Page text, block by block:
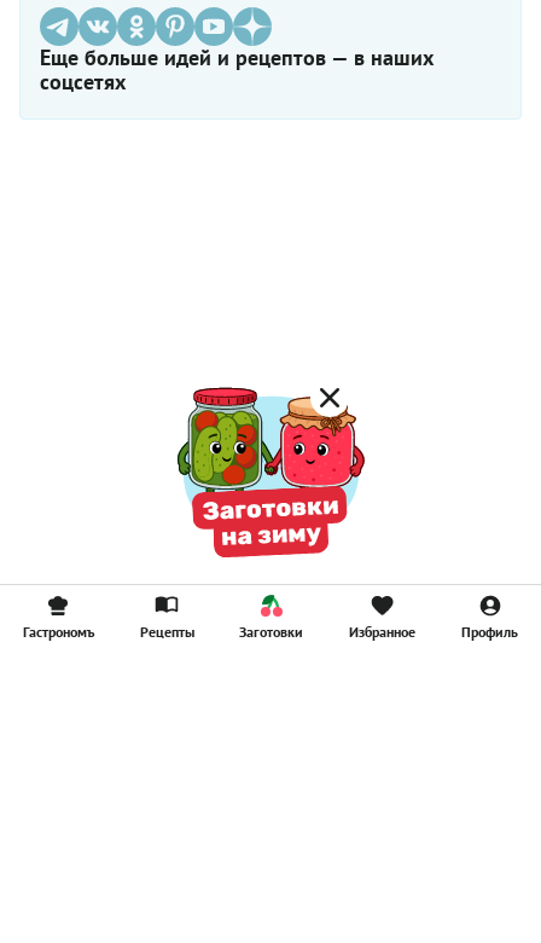
Еще больше идей и рецептов — в наших
соцсетях
Гастрономъ Рецепты Заготовки Избранное Профиль